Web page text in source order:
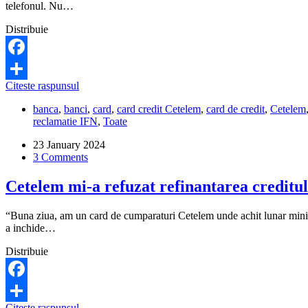
telefonul. Nu…
Distribuie
Facebook
Share
Citeste raspunsul
un
cont
daca
nu-
raspunde
la
banca, banci, card, card credit Cetelem, card de credit, Cetelem
reclamatie IFN, Toate
23 January 2024
3 Comments
Cetelem mi-a refuzat refinantarea
“Buna ziua, am un card de cumparaturi Cetelem unde achit lunar
a inchide…
Distribuie
Facebook